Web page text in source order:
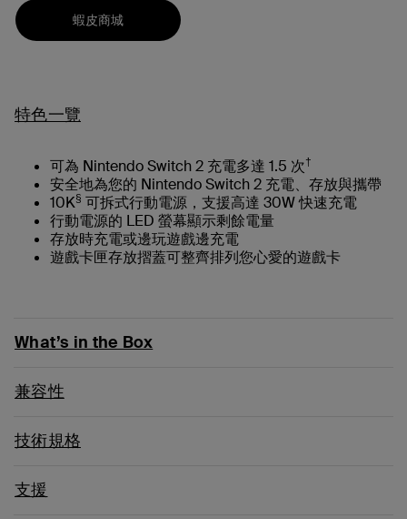
蝦皮商城
特色一覽
可為 Nintendo Switch 2 充電多達 1.5 次†
安全地為您的 Nintendo Switch 2 充電、存放與攜帶
10K§ 可拆式行動電源，支援高達 30W 快速充電
行動電源的 LED 螢幕顯示剩餘電量
存放時充電或邊玩遊戲邊充電
遊戲卡匣存放摺蓋可整齊排列您心愛的遊戲卡
What’s in the Box
兼容性
技術規格
支援